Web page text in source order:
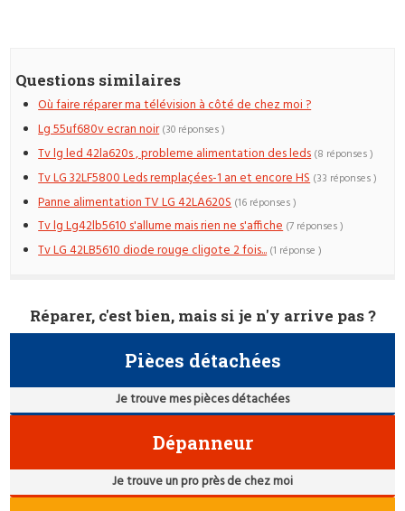
Questions similaires
Où faire réparer ma télévision à côté de chez moi ?
Lg 55uf680v ecran noir (30 réponses )
Tv lg led 42la620s , probleme alimentation des leds (8 réponses )
Tv LG 32LF5800 Leds remplaçées-1 an et encore HS (33 réponses )
Panne alimentation TV LG 42LA620S (16 réponses )
Tv lg Lg42lb5610 s'allume mais rien ne s'affiche (7 réponses )
Tv LG 42LB5610 diode rouge cligote 2 fois... (1 réponse )
Réparer, c'est bien, mais si je n'y arrive pas ?
Pièces détachées
Je trouve mes pièces détachées
Dépanneur
Je trouve un pro près de chez moi